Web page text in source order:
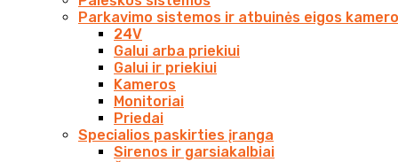
Parkavimo sistemos ir atbuinės eigos
24V
Galui arba priekiui
Galui ir priekiui
Kameros
Monitoriai
Priedai
Specialios paskirties įranga
Sirenos ir garsiakalbiai